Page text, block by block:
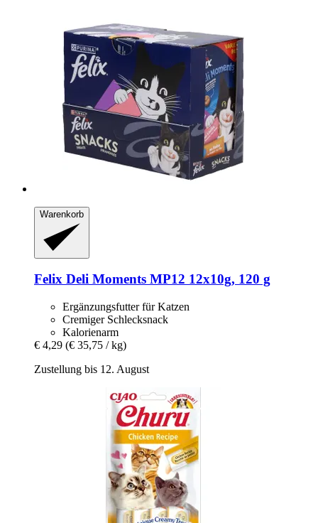
Warenkorb
Felix Deli Moments MP12 12x10g, 120 g
Ergänzungsfutter für Katzen
Cremiger Schlecksnack
Kalorienarm
€ 4,29 (€ 35,75 / kg)
Zustellung bis 12. August